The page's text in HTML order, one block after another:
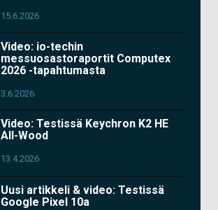
15.6.2026
Video: io-techin
messuosastoraportit Computex
2026 -tapahtumasta
3.6.2026
Video: Testissä Keychron K2 HE
All-Wood
13.4.2026
Uusi artikkeli & video: Testissä
Google Pixel 10a